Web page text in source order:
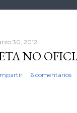
30, 2012
NO
6 comentarios